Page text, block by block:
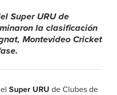
Super URU de
la clasificación
Montevideo Cricket
Super URU de Clubes de